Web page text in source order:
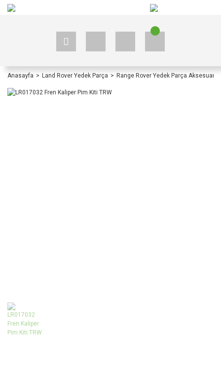
Anasayfa Land Rover Yedek Parça Range Rover Yedek Parça Aksesuar